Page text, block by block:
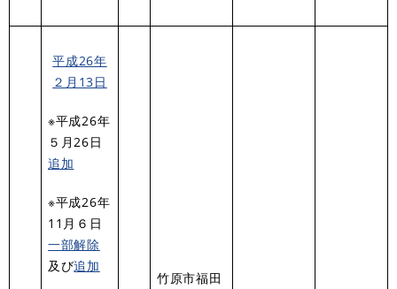
平成26年
２月13日
※平成26年
５月26日
追加
※平成26年
11月６日
一部解除
及び追加
竹原市福田